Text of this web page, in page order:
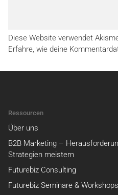
Diese Website verwendet
Erfahre, wie deine
Ressourcen
Über uns
B2B Marketing –
Strategien meistern
Futurebiz Consulting
Futurebiz Seminare & Workshops